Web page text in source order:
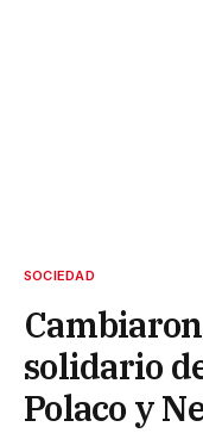
SOCIEDAD
solidario
Polaco y